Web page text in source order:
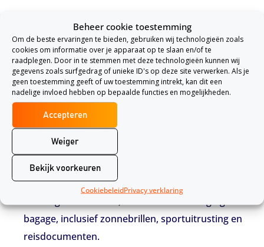
Beheer cookie toestemming
Om de beste ervaringen te bieden, gebruiken wij technologieën zoals
cookies om informatie over je apparaat op te slaan en/of te
raadplegen. Door in te stemmen met deze technologieën kunnen wij
gegevens zoals surfgedrag of unieke ID's op deze site verwerken. Als je
geen toestemming geeft of uw toestemming intrekt, kan dit een
nadelige invloed hebben op bepaalde functies en mogelijkheden.
Accepteren
Weiger
Bekijk voorkeuren
CookiebeleidPrivacy verklaring
Werelddekking verzekerd onderstaande dingen:
24/7 hulp in het buitenland voor noodgevallen,
inclusief extra reis- en verblijfkosten bij
ziekenhuisopname of vroegtijdige terugkeer.
24/7 hulpverlening bij ziekte, ongevallen of
overlijden tijdens de reis.
Bijstand als de bestuurder niet verder kan reizen
Hulp bij evacuatie, berging en vergoeding van
verblijfskosten bij natuurrampen en stakingen.
bagage, inclusief zonnebrillen, sportuitrusting en
reisdocumenten.